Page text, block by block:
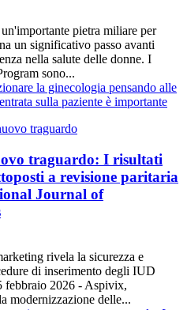
pietra miliare per
un significativo passo avanti
nella salute delle donne. I
sono...
la ginecologia pensando alle
sulla paziente è importante
traguardo: I risultati
a revisione paritaria
Journal of
rivela la sicurezza e
di inserimento degli IUD
2026 - Aspivix,
modernizzazione delle...